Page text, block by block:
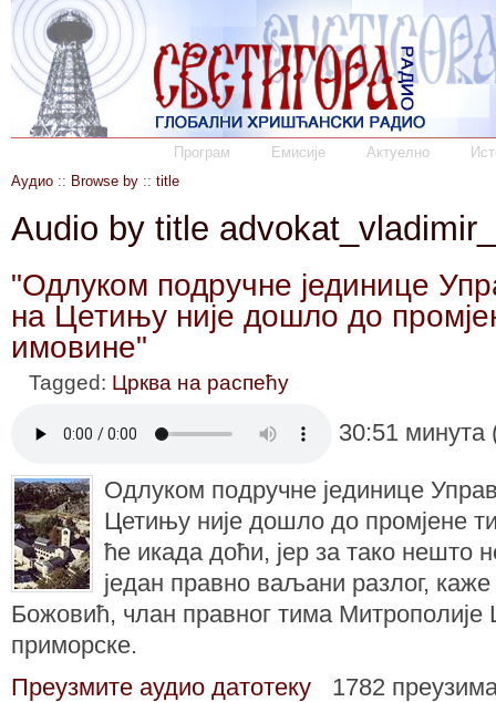
Програм Емисије Актуелно
Аудио :: Browse by :: title
Audio by title
"Одлуком подручне јединице
на Цетињу није дошло до
имовине"
Tagged: Црква на распећу
30:51
Одлуком подручне јединице
Цетињу није дошло до промјене
ће икада доћи, јер за тако нешто
један правно ваљани разлог,
Божовић, члан правног тима Митрополије
приморске.
Преузмите аудио датотеку
1782